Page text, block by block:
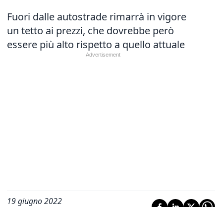
Fuori dalle autostrade rimarrà in vigore
un tetto ai prezzi, che dovrebbe però
essere più alto rispetto a quello attuale
19 giugno 2022